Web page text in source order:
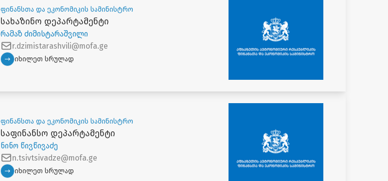
ფინანსთა და ეკონომიკის სამინისტრო
სახაზინო დეპარტამენტი
რამაზ ძიმისტარაშვილი
r.dzimistarashvili@mofa.ge
იხილეთ სრულად
ფინანსთა და ეკონომიკის სამინისტრო
საფინანსო დეპარტამენტი
ნინო წივწივაძე
n.tsivtsivadze@mofa.ge
იხილეთ სრულად